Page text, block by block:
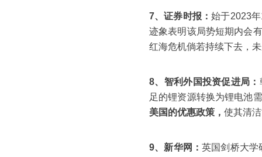
7、证券时报：始于2023
迹象表明该局势短期内会
红海危机倘若持续下去，
8、智利外国投资促进局：
足的锂资源转换为锂电池
美国的优惠政策， 使其清
9、新华网：英国剑桥大学